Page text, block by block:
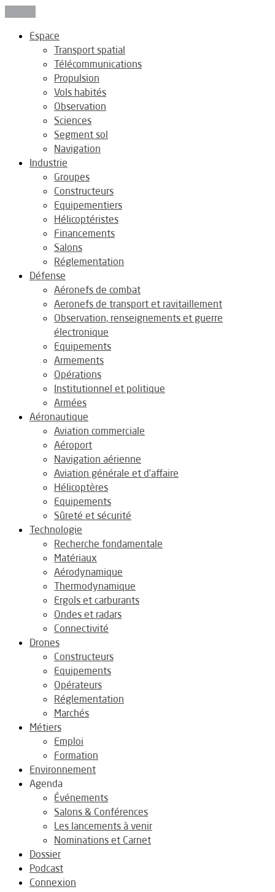
Espace
Transport spatial
Télécommunications
Propulsion
Vols habités
Observation
Sciences
Segment sol
Navigation
Industrie
Groupes
Constructeurs
Equipementiers
Hélicoptéristes
Financements
Salons
Réglementation
Défense
Aéronefs de combat
Aeronefs de transport et ravitaillement
Observation, renseignements et guerre
électronique
Equipements
Armements
Opérations
Institutionnel et politique
Armées
Aéronautique
Aviation commerciale
Aéroport
Navigation aérienne
Aviation générale et d’affaire
Hélicoptères
Equipements
Sûreté et sécurité
Technologie
Recherche fondamentale
Matériaux
Aérodynamique
Thermodynamique
Ergols et carburants
Ondes et radars
Connectivité
Drones
Constructeurs
Equipements
Opérateurs
Réglementation
Marchés
Métiers
Emploi
Formation
Environnement
Agenda
Événements
Salons & Conférences
Les lancements à venir
Nominations et Carnet
Dossier
Podcast
Connexion